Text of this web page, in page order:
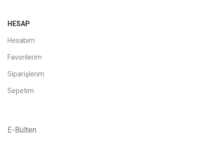
HESAP
Hesabım
Favorilerim
Siparişlerim
Sepetim
E-Bülten